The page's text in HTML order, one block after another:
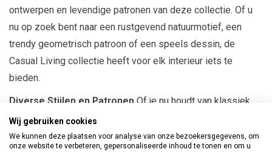
ontwerpen en levendige patronen van deze collectie. Of u
nu op zoek bent naar een rustgevend natuurmotief, een
trendy geometrisch patroon of een speels dessin, de
Casual Living collectie heeft voor elk interieur iets te
bieden.
Diverse Stijlen en Patronen Of je nu houdt van klassiek,
modern, retro of eigentijds design, je vindt zeker een optie
die bij jouw smaak past.
Wij gebruiken cookies
We kunnen deze plaatsen voor analyse van onze bezoekersgegevens, om
onze website te verbeteren, gepersonaliseerde inhoud te tonen en om u